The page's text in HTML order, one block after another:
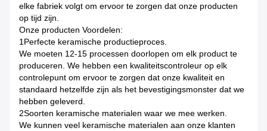
elke fabriek volgt om ervoor te zorgen dat onze producten
op tijd zijn.
Onze producten Voordelen:
1Perfecte keramische productieproces.
We moeten 12-15 processen doorlopen om elk product te
produceren. We hebben een kwaliteitscontroleur op elk
controlepunt om ervoor te zorgen dat onze kwaliteit en
standaard hetzelfde zijn als het bevestigingsmonster dat we
hebben geleverd.
2Soorten keramische materialen waar we mee werken.
We kunnen veel keramische materialen aan onze klanten